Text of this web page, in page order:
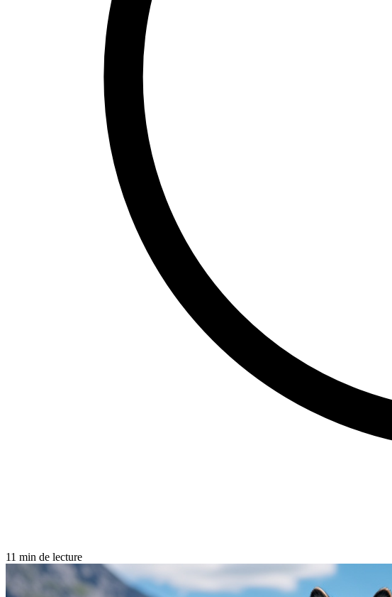
11 min de lecture